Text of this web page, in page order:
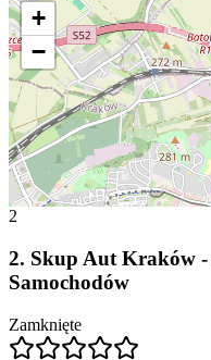
+
−
2
2. Skup Aut Kraków
Samochodów
Zamknięte